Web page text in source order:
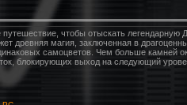
чтобы отыскать легендарную
древняя магия, заключенная в
самоцветов. Чем больше камней
блокирующих выход на следующий